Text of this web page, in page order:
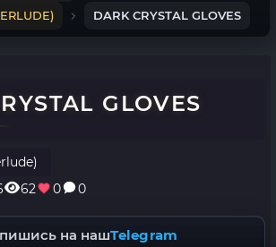
DARK CRYSTAL GLOVES
GLOVES
62 0 0
на нашTelegram